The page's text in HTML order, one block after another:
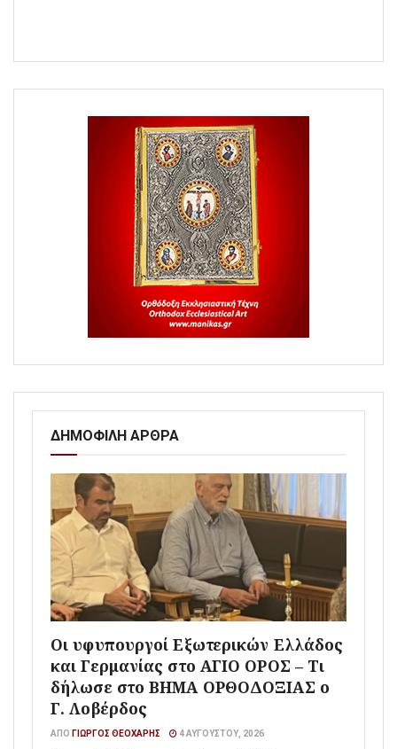
ΔΗΜΟΦΙΛΗ ΑΡΘΡΑ
Οι υφυπουργοί Εξωτερικών Ελλάδος
και Γερμανίας στο ΑΓΙΟ ΟΡΟΣ – Τι
δήλωσε στο ΒΗΜΑ ΟΡΘΟΔΟΞΙΑΣ ο
Γ. Λοβέρδος
ΑΠΌ ΓΙΏΡΓΟΣ ΘΕΟΧΆΡΗΣ 4 ΑΥΓΟΎΣΤΟΥ, 2026